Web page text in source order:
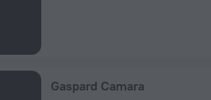
Gaspard Camara